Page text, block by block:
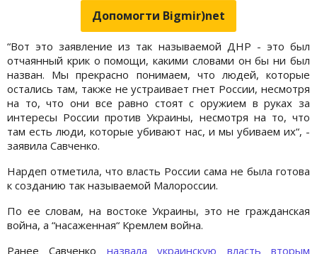
Допомогти Bigmir)net
“Вот это заявление из так называемой ДНР - это был
отчаянный крик о помощи, какими словами он бы ни был
назван. Мы прекрасно понимаем, что людей, которые
остались там, также не устраивает гнет России, несмотря
на то, что они все равно стоят с оружием в руках за
интересы России против Украины, несмотря на то, что
там есть люди, которые убивают нас, и мы убиваем их“, -
заявила Савченко.
Нардеп отметила, что власть России сама не была готова
к созданию так называемой Малороссии.
По ее словам, на востоке Украины, это не гражданская
война, а “насаженная“ Кремлем война.
Ранее Савченко назвала украинскую власть вторым